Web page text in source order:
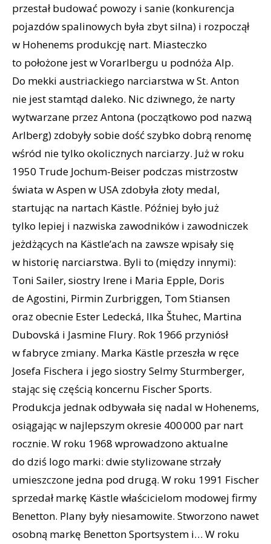
przestał budować powozy i sanie (konkurencja
pojazdów spalinowych była zbyt silna) i rozpoczął
w Hohenems produkcję nart. Miasteczko
to położone jest w Vorarlbergu u podnóża Alp.
Do mekki austriackiego narciarstwa w St. Anton
nie jest stamtąd daleko. Nic dziwnego, że narty
wytwarzane przez Antona (początkowo pod nazwą
Arlberg) zdobyły sobie dość szybko dobrą renomę
wśród nie tylko okolicznych narciarzy. Już w roku
1950 Trude Jochum-Beiser podczas mistrzostw
świata w Aspen w USA zdobyła złoty medal,
startując na nartach Kästle. Później było już
tylko lepiej i nazwiska zawodników i zawodniczek
jeżdżących na Kästle’ach na zawsze wpisały się
w historię narciarstwa. Byli to (między innymi):
Toni Sailer, siostry Irene i Maria Epple, Doris
de Agostini, Pirmin Zurbriggen, Tom Stiansen
oraz obecnie Ester Ledecká, Ilka Štuhec, Martina
Dubovská i Jasmine Flury. Rok 1966 przyniósł
w fabryce zmiany. Marka Kästle przeszła w ręce
Josefa Fischera i jego siostry Selmy Sturmberger,
stając się częścią koncernu Fischer Sports.
Produkcja jednak odbywała się nadal w Hohenems,
osiągając w najlepszym okresie 400 000 par nart
rocznie. W roku 1968 wprowadzono aktualne
do dziś logo marki: dwie stylizowane strzały
umieszczone jedna pod drugą. W roku 1991 Fischer
sprzedał markę Kästle właścicielom modowej firmy
Benetton. Plany były niesamowite. Stworzono nawet
osobną markę Benetton Sportsystem i… W roku